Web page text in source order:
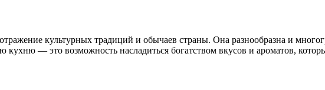
культурных традиций и обычаев страны. Она разнообразна и
— это возможность насладиться богатством вкусов и ароматов,